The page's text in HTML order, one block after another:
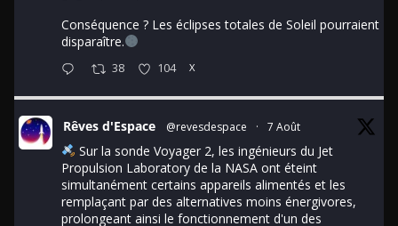
Conséquence ? Les éclipses totales de Soleil pourraient
disparaître.
38 104 X
Rêves d'Espace @revesdespace · 7 Août
Sur la sonde Voyager 2, les ingénieurs du Jet
Propulsion Laboratory de la NASA ont éteint
simultanément certains appareils alimentés et les
remplaçant par des alternatives moins énergivores,
prolongeant ainsi le fonctionnement d'un des